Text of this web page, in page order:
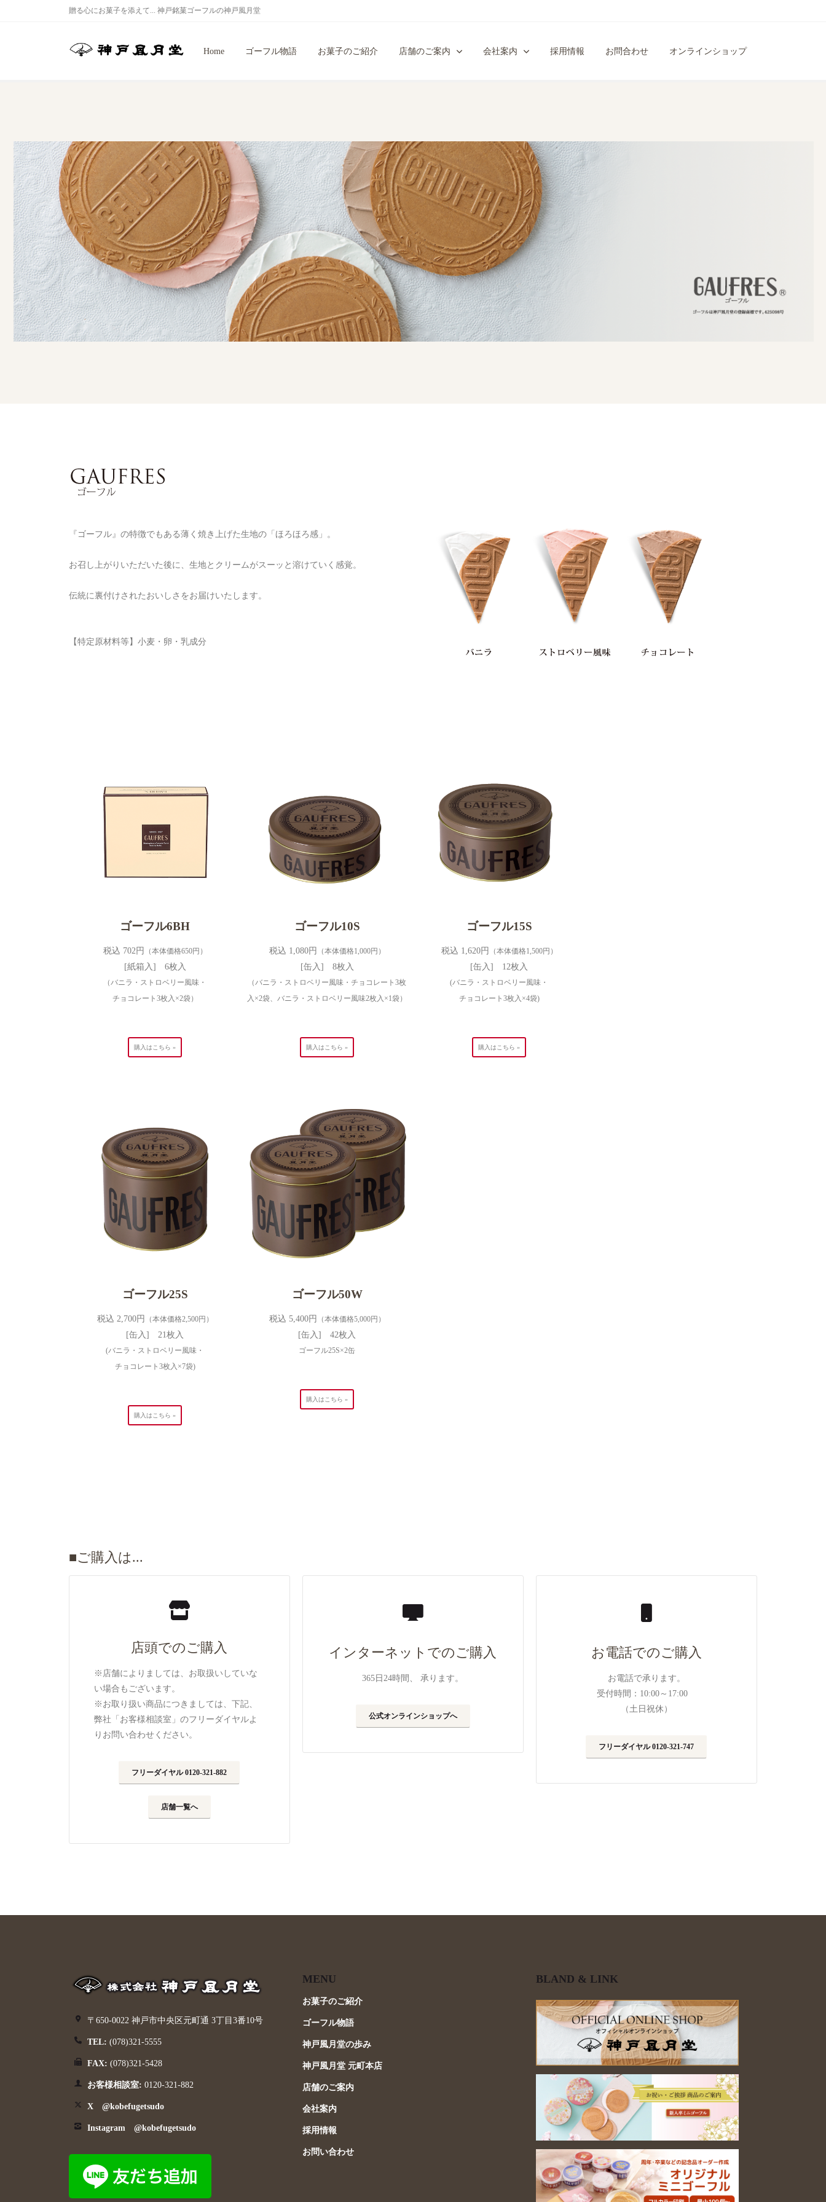
贈る心にお菓子を添えて... 神戸銘菓ゴーフルの神戸風月堂
Home ゴーフル物語 お菓子のご紹介 店舗のご案内 会社案内 採用情報 お問合わせ オンラインショップ
『ゴーフル』の特徴でもある薄く焼き上げた生地の「ほろほろ感」。
お召し上がりいただいた後に、生地とクリームがスーッと溶けていく感覚。
伝統に裏付けされたおいしさをお届けいたします。
【特定原材料等】小麦・卵・乳成分
ゴーフル6BH
税込 702円 （本体価格650円）
[紙箱入] 6枚入
（バニラ・ストロベリー風味・
チョコレート3枚入×2袋）
購入はこちら »
ゴーフル10S
税込 1,080円 （本体価格1,000円）
[缶入] 8枚入
（バニラ・ストロベリー風味・チョコレート3枚
入×2袋、バニラ・ストロベリー風味2枚入×1袋）
購入はこちら »
ゴーフル15S
税込 1,620円 （本体価格1,500円）
[缶入] 12枚入
(バニラ・ストロベリー風味・
チョコレート3枚入×4袋)
購入はこちら »
ゴーフル25S
税込 2,700円 （本体価格2,500円）
[缶入] 21枚入
(バニラ・ストロベリー風味・
チョコレート3枚入×7袋)
購入はこちら »
ゴーフル50W
税込 5,400円 （本体価格5,000円）
[缶入] 42枚入
ゴーフル25S×2缶
購入はこちら »
■ご購入は...
店頭でのご購入
※店舗によりましては、お取扱いしていな
い場合もございます。
※お取り扱い商品につきましては、下記、
弊社「お客様相談室」のフリーダイヤルよ
りお問い合わせください。
フリーダイヤル 0120-321-882
店舗一覧へ
インターネットでのご購入
365日24時間、 承ります。
公式オンラインショップへ
お電話でのご購入
お電話で承ります。
受付時間：10:00～17:00
（土日祝休）
フリーダイヤル 0120-321-747
〒650-0022 神戸市中央区元町通 3丁目3番10号
TEL: (078)321-5555
FAX: (078)321-5428
お客様相談室: 0120-321-882
X @kobefugetsudo
Instagram @kobefugetsudo
MENU
お菓子のご紹介
ゴーフル物語
神戸風月堂の歩み
神戸風月堂 元町本店
店舗のご案内
会社案内
採用情報
お問い合わせ
BLAND & LINK